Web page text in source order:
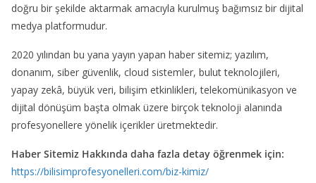
doğru bir şekilde aktarmak amacıyla kurulmuş bağımsız bir dijital
medya platformudur.
2020 yılından bu yana yayın yapan haber sitemiz; yazılım,
donanım, siber güvenlik, cloud sistemler, bulut teknolojileri,
yapay zekâ, büyük veri, bilişim etkinlikleri, telekomünikasyon ve
dijital dönüşüm başta olmak üzere birçok teknoloji alanında
profesyonellere yönelik içerikler üretmektedir.
Haber Sitemiz Hakkında daha fazla detay öğrenmek için:
https://bilisimprofesyonelleri.com/biz-kimiz/